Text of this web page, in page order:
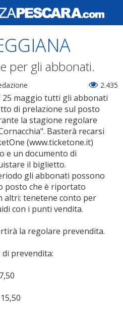
per gli abbonati.
2.435
25 maggio tutti gli abbonati
di prelazione sul posto
la stagione regolare
Basterà recarsi
(www.ticketone.it)
e un documento di
il biglietto.
gli abbonati possono
posto che è riportato
altri: tenetene conto per
con i punti vendita.
la regolare prevendita.
prevendita: